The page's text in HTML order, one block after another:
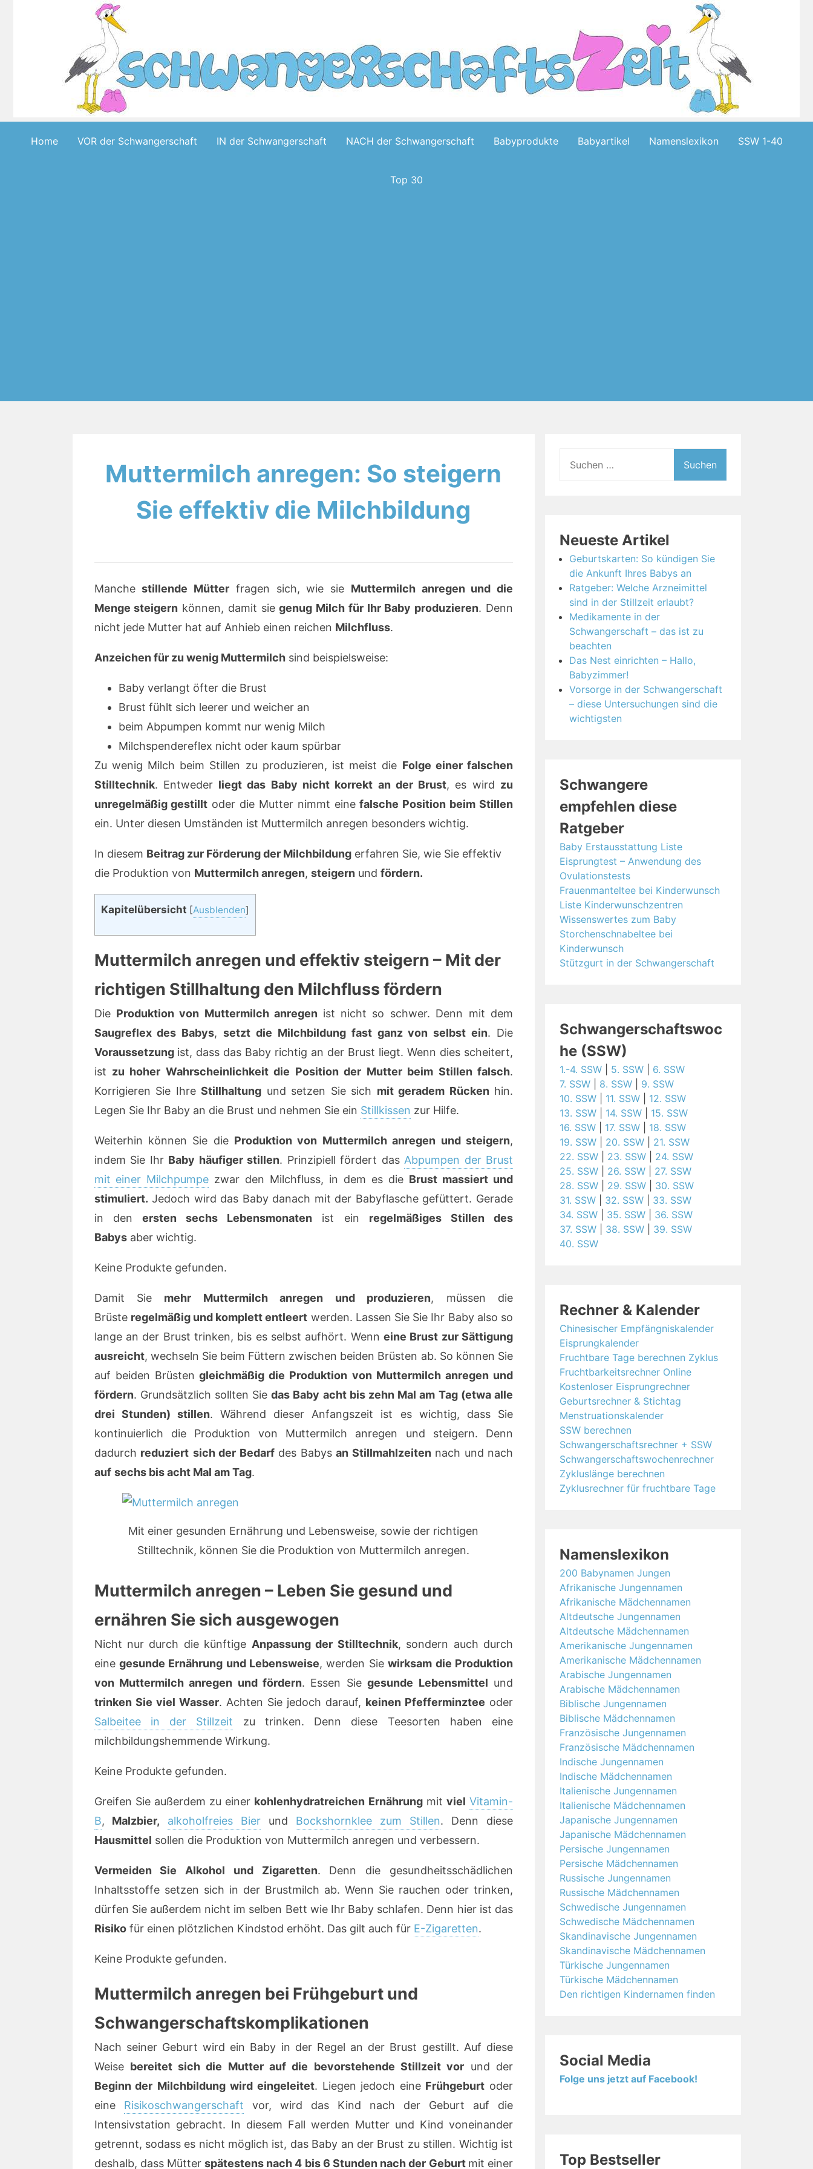
Home VOR der Schwangerschaft IN der Schwangerschaft NACH der Schwangerschaft Babyprodukte Babyartikel Namenslexikon SSW 1-40
Top 30
Muttermilch anregen: So steigern
Sie effektiv die Milchbildung
Manchestillende Mütter fragen sich, wie sie Muttermilch anregen und die
Menge steigern können, damit siegenug Milch für Ihr Baby produzieren. Denn
nicht jede Mutter hat auf Anhieb einen reichen Milchfluss.
Anzeichen für zu wenig Muttermilchsind beispielsweise:
Baby verlangt öfter die Brust
Brust fühlt sich leerer und weicher an
beim Abpumpen kommt nur wenig Milch
Milchspendereflex nicht oder kaum spürbar
Zu wenig Milch beim Stillen zu produzieren, ist meist die Folge einer falschen
Stilltechnik. Entweder liegt das Baby nicht korrekt an der Brust, es wird zu
unregelmäßig gestillt oder die Mutter nimmt eine falsche Position beim Stillen
ein. Unter diesen Umständen ist Muttermilch anregen besonders wichtig.
In diesem Beitrag zur Förderung der Milchbildungerfahren Sie, wie Sie effektiv
die Produktion von Muttermilch anregen, steigern und fördern.
Kapitelübersicht [Ausblenden]
Muttermilch anregen und effektiv steigern – Mit der
richtigen Stillhaltung den Milchfluss fördern
Die Produktion von Muttermilch anregen ist nicht so schwer. Denn mit dem
Saugreflex des Babys,setzt die Milchbildung fast ganz von selbst ein. Die
Voraussetzungist, dass das Baby richtig an der Brust liegt. Wenn dies scheitert,
ist zu hoher Wahrscheinlichkeit die Position der Mutter beim Stillen falsch.
Korrigieren Sie Ihre Stillhaltung und setzen Sie sich mit geradem Rücken hin.
Legen Sie Ihr Baby an die Brust und nehmen Sie ein Stillkissen zur Hilfe.
Weiterhin können Sie die Produktion von Muttermilch anregen und steigern,
indem Sie Ihr Baby häufiger stillen. Prinzipiell fördert das Abpumpen der Brust
mit einer Milchpumpe zwar den Milchfluss, in dem es die Brust massiert und
stimuliert. Jedoch wird das Baby danach mit der Babyflasche gefüttert. Gerade
in den ersten sechs Lebensmonaten ist ein regelmäßiges Stillen des
Babysaber wichtig.
Keine Produkte gefunden.
Damit Sie mehr Muttermilch anregen und produzieren, müssen die
Brüste regelmäßig und komplett entleert werden. Lassen Sie Sie Ihr Baby also so
lange an der Brust trinken, bis es selbst aufhört. Wenn eine Brust zur Sättigung
ausreicht, wechseln Sie beim Füttern zwischen beiden Brüsten ab. So können Sie
auf beiden Brüsten gleichmäßig die Produktion von Muttermilch anregen und
fördern. Grundsätzlich sollten Siedas Baby acht bis zehn Mal am Tag (etwa alle
drei Stunden) stillen. Während dieser Anfangszeit ist es wichtig, dass Sie
kontinuierlich die Produktion von Muttermilch anregen und steigern. Denn
dadurch reduziert sich der Bedarfdes Babys an Stillmahlzeiten nach und nach
auf sechs bis acht Mal am Tag.
Mit einer gesunden Ernährung und Lebensweise, sowie der richtigen
Stilltechnik, können Sie die Produktion von Muttermilch anregen.
Muttermilch anregen – Leben Sie gesund und
ernähren Sie sich ausgewogen
Nicht nur durch die künftige Anpassung der Stilltechnik, sondern auch durch
eine gesunde Ernährung und Lebensweise, werden Siewirksam die Produktion
von Muttermilch anregen und fördern. Essen Siegesunde Lebensmittel und
trinken Sie viel Wasser. Achten Sie jedoch darauf, keinen Pfefferminztee oder
Salbeitee in der Stillzeit zu trinken. Denn diese Teesorten haben eine
milchbildungshemmende Wirkung.
Keine Produkte gefunden.
Greifen Sie außerdem zu einer kohlenhydratreichen Ernährungmit viel Vitamin-
B, Malzbier, alkoholfreies Bier und Bockshornklee zum Stillen. Denn diese
Hausmittel sollen die Produktion von Muttermilch anregen und verbessern.
Vermeiden Sie Alkohol und Zigaretten. Denn die gesundheitsschädlichen
Inhaltsstoffe setzen sich in der Brustmilch ab. Wenn Sie rauchen oder trinken,
dürfen Sie außerdem nicht im selben Bett wie Ihr Baby schlafen. Denn hier ist das
Risikofür einen plötzlichen Kindstod erhöht. Das gilt auch für E-Zigaretten.
Keine Produkte gefunden.
Muttermilch anregen bei Frühgeburt und
Schwangerschaftskomplikationen
Nach seiner Geburt wird ein Baby in der Regel an der Brust gestillt. Auf diese
Weise bereitet sich die Mutter auf die bevorstehende Stillzeit vor und der
Beginn der Milchbildung wird eingeleitet. Liegen jedoch eine Frühgeburt oder
eine Risikoschwangerschaft vor, wird das Kind nach der Geburt auf die
Intensivstation gebracht. In diesem Fall werden Mutter und Kind voneinander
getrennt, sodass es nicht möglich ist, das Baby an der Brust zu stillen. Wichtig ist
deshalb, dass Mütterspätestens nach 4 bis 6 Stunden nach der Geburt mit einer
nach:
Neueste Artikel
Geburtskarten: So kündigen Sie
die Ankunft Ihres Babys an
Ratgeber: Welche Arzneimittel
sind in der Stillzeit erlaubt?
Medikamente in der
Schwangerschaft – das ist zu
beachten
Das Nest einrichten – Hallo,
Babyzimmer!
Vorsorge in der Schwangerschaft
– diese Untersuchungen sind die
wichtigsten
Schwangere
empfehlen diese
Ratgeber
Baby Erstausstattung Liste
Eisprungtest – Anwendung des
Ovulationstests
Frauenmanteltee bei Kinderwunsch
Liste Kinderwunschzentren
Wissenswertes zum Baby
Storchenschnabeltee bei
Kinderwunsch
Stützgurt in der Schwangerschaft
Schwangerschaftswoc
he (SSW)
1.-4. SSW 5. SSW
6. SSW
7. SSW
8. SSW
9. SSW
10. SSW
11. SSW
12. SSW
13. SSW
14. SSW
15. SSW
16. SSW
17. SSW
18. SSW
19. SSW
20. SSW
21. SSW
22. SSW
23. SSW
24. SSW
25. SSW
26. SSW
27. SSW
28. SSW
29. SSW
30. SSW
31. SSW
32. SSW
33. SSW
34. SSW
35. SSW
36. SSW
37. SSW
38. SSW
39. SSW
40. SSW
Rechner & Kalender
Chinesischer Empfängniskalender
Eisprungkalender
Fruchtbare Tage berechnen Zyklus
Fruchtbarkeitsrechner Online
Kostenloser Eisprungrechner
Geburtsrechner & Stichtag
Menstruationskalender
SSW berechnen
Schwangerschaftsrechner + SSW
Schwangerschaftswochenrechner
Zykluslänge berechnen
Zyklusrechner für fruchtbare Tage
Namenslexikon
200 Babynamen Jungen
Afrikanische Jungennamen
Afrikanische Mädchennamen
Altdeutsche Jungennamen
Altdeutsche Mädchennamen
Amerikanische Jungennamen
Amerikanische Mädchennamen
Arabische Jungennamen
Arabische Mädchennamen
Biblische Jungennamen
Biblische Mädchennamen
Französische Jungennamen
Französische Mädchennamen
Indische Jungennamen
Indische Mädchennamen
Italienische Jungennamen
Italienische Mädchennamen
Japanische Jungennamen
Japanische Mädchennamen
Persische Jungennamen
Persische Mädchennamen
Russische Jungennamen
Russische Mädchennamen
Schwedische Jungennamen
Schwedische Mädchennamen
Skandinavische Jungennamen
Skandinavische Mädchennamen
Türkische Jungennamen
Türkische Mädchennamen
Den richtigen Kindernamen finden
Social Media
Folge uns jetzt auf Facebook!
Top Bestseller